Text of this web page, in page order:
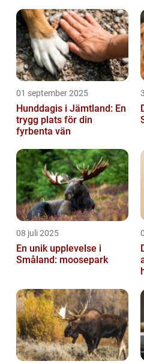
01 september 2025
Hunddagis i Jämtland: En
trygg plats för din
fyrbenta vän
08 juli 2025
En unik upplevelse i
Småland: moosepark